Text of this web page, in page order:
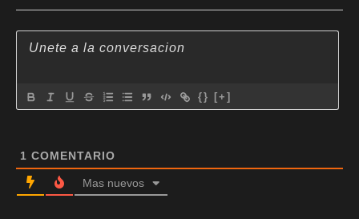
{} [+]
1 COMENTARIO
Mas nuevos